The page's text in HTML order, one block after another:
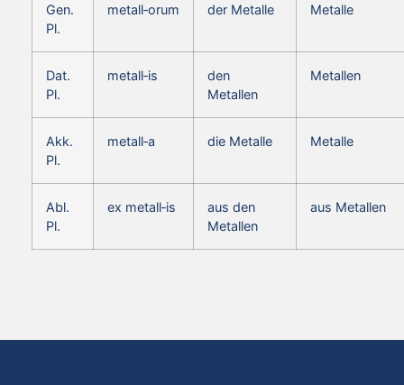
Gen.
Pl.
metall‑orum der Metalle Metalle
Dat.
Pl.
metall‑is
den
Metallen
Metallen
Akk.
Pl.
metall‑a die Metalle Metalle
Abl.
Pl.
ex metall‑is
aus den
Metallen
aus Metallen